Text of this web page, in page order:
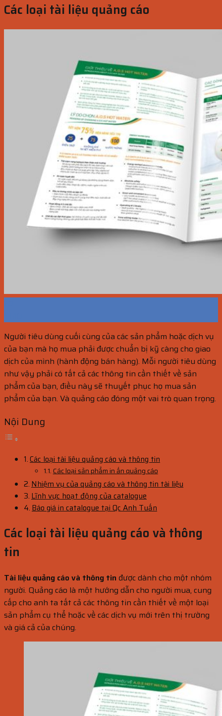
Các loại tài liệu quảng cáo
Người tiêu dùng cuối cùng của các sản phẩm hoặc dịch vụ
của bạn mà họ mua phải được chuẩn bị kỹ càng cho giao
dịch của mình (hành động bán hàng). Mỗi người tiêu dùng
như vậy phải có tất cả các thông tin cần thiết về sản
phẩm của bạn, điều này sẽ thuyết phục họ mua sản
phẩm của bạn. Và quảng cáo đóng một vai trò quan trọng.
Nội Dung
Các loại tài liệu quảng cáo và thông tin
Các loại sản phẩm in ấn quảng cáo
Nhiệm vụ của quảng cáo và thông tin tài liệu
Lĩnh vực hoạt động của catalogue
Báo giá in catalogue tại Qc Anh Tuấn
Các loại tài liệu quảng cáo và thông
tin
Tài liệu quảng cáo và thông tin được dành cho một nhóm
người. Quảng cáo là một hướng dẫn cho người mua, cung
cấp cho anh ta tất cả các thông tin cần thiết về một loại
sản phẩm cụ thể hoặc về các dịch vụ mới trên thị trường
và giá cả của chúng.